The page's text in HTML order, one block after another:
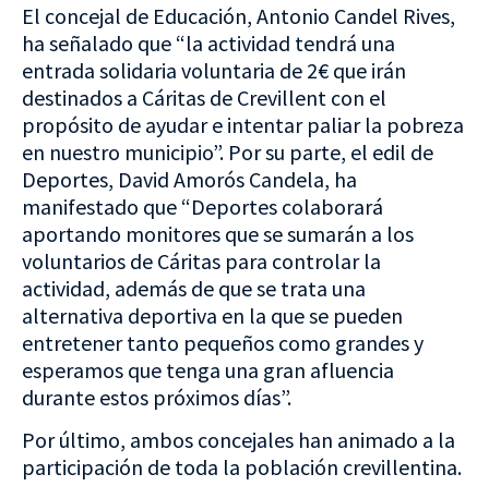
El concejal de Educación, Antonio Candel Rives,
ha señalado que “la actividad tendrá una
entrada solidaria voluntaria de 2€ que irán
destinados a Cáritas de Crevillent con el
propósito de ayudar e intentar paliar la pobreza
en nuestro municipio”. Por su parte, el edil de
Deportes, David Amorós Candela, ha
manifestado que “Deportes colaborará
aportando monitores que se sumarán a los
voluntarios de Cáritas para controlar la
actividad, además de que se trata una
alternativa deportiva en la que se pueden
entretener tanto pequeños como grandes y
esperamos que tenga una gran afluencia
durante estos próximos días”.
Por último, ambos concejales han animado a la
participación de toda la población crevillentina.